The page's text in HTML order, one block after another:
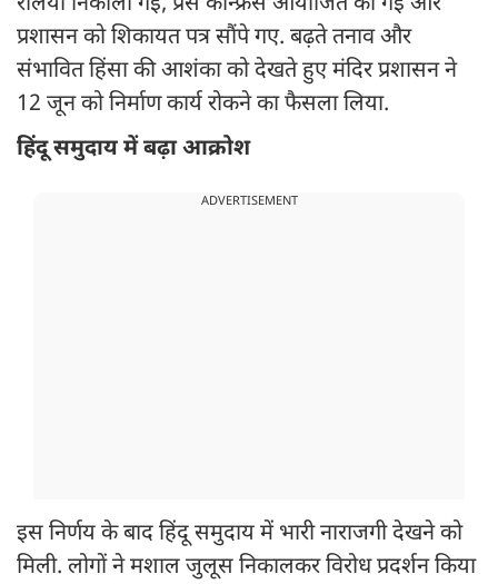
प्रशासन को शिकायत पत्र सौंपे गए. बढ़ते तनाव और
संभावित हिंसा की आशंका को देखते हुए मंदिर प्रशासन ने
12 जून को निर्माण कार्य रोकने का फैसला लिया.
हिंदू समुदाय में बढ़ा आक्रोश
ADVERTISEMENT
इस निर्णय के बाद हिंदू समुदाय में भारी नाराजगी देखने को
मिली. लोगों ने मशाल जुलूस निकालकर विरोध प्रदर्शन किया